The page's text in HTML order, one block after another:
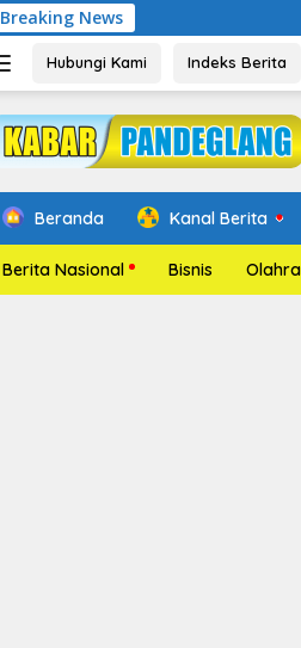
Breaking News
Hubungi Kami Indeks Berita
Beranda Kanal Berita
Berita Nasional Bisnis